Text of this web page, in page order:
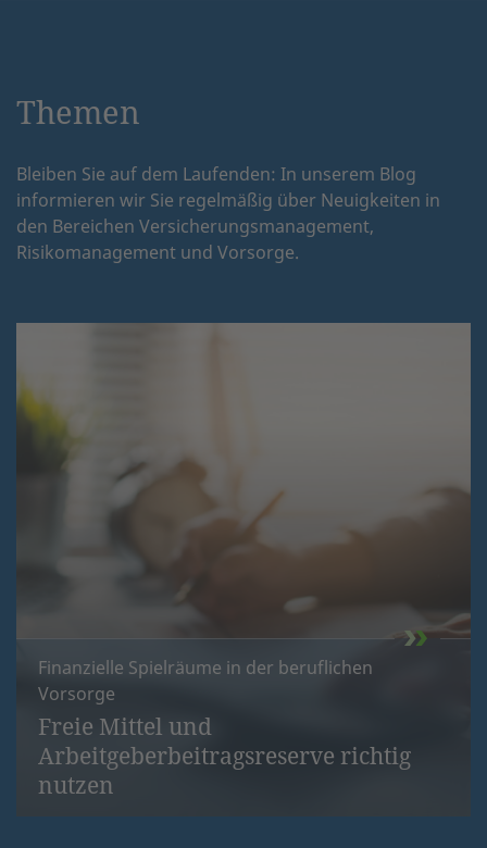
Themen
Bleiben Sie auf dem Laufenden: In unserem Blog
informieren wir Sie regelmäßig über Neuigkeiten in
den Bereichen Versicherungsmanagement,
Risikomanagement und Vorsorge.
Finanzielle Spielräume in der beruflichen
Vorsorge
Freie Mittel und
Arbeitgeberbeitragsreserve richtig
nutzen